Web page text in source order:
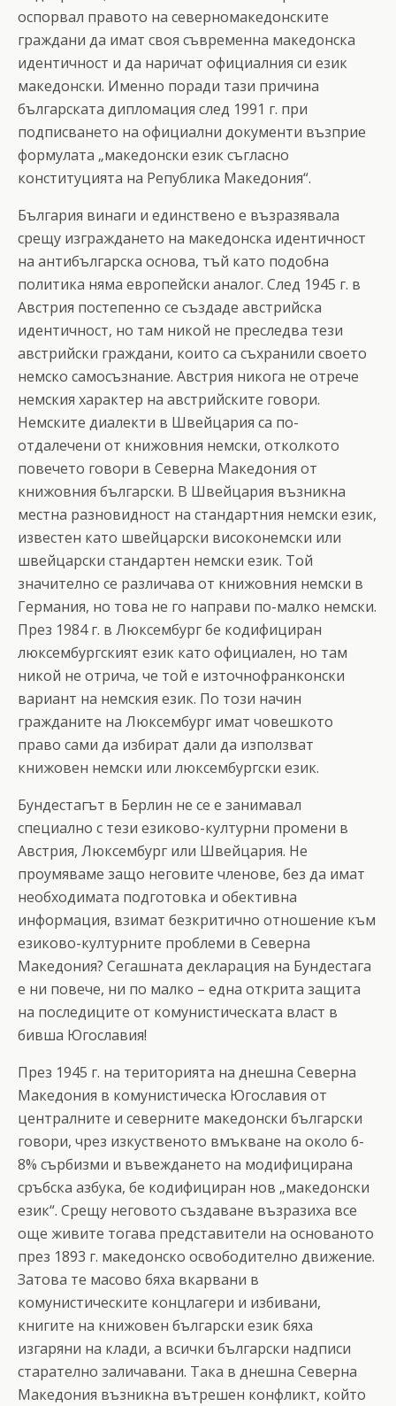
оспорвал правото на северномакедонските
граждани да имат своя съвременна македонска
идентичност и да наричат официалния си език
македонски. Именно поради тази причина
българската дипломация след 1991 г. при
подписването на официални документи възприе
формулата „македонски език съгласно
конституцията на Република Македония“.
България винаги и единствено е възразявала
срещу изграждането на македонска идентичност
на антибългарска основа, тъй като подобна
политика няма европейски аналог. След 1945 г. в
Австрия постепенно се създаде австрийска
идентичност, но там никой не преследва тези
австрийски граждани, които са съхранили своето
немско самосъзнание. Австрия никога не отрече
немския характер на австрийските говори.
Немските диалекти в Швейцария са по-
отдалечени от книжовния немски, отколкото
повечето говори в Северна Македония от
книжовния български. В Швейцария възникна
местна разновидност на стандартния немски език,
известен като швейцарски високонемски или
швейцарски стандартен немски език. Той
значително се различава от книжовния немски в
Германия, но това не го направи по-малко немски.
През 1984 г. в Люксембург бе кодифициран
люксембургският език като официален, но там
никой не отрича, че той е източнофранконски
вариант на немския език. По този начин
гражданите на Люксембург имат човешкото
право сами да избират дали да използват
книжовен немски или люксембургски език.
Бундестагът в Берлин не се е занимавал
специално с тези езиково-културни промени в
Австрия, Люксембург или Швейцария. Не
проумяваме защо неговите членове, без да имат
необходимата подготовка и обективна
информация, взимат безкритично отношение към
езиково-културните проблеми в Северна
Македония? Сегашната декларация на Бундестага
е ни повече, ни по малко – една открита защита
на последиците от комунистическата власт в
бивша Югославия!
През 1945 г. на територията на днешна Северна
Македония в комунистическа Югославия от
централните и северните македонски български
говори, чрез изкуственото вмъкване на около 6-
8% сърбизми и въвеждането на модифицирана
сръбска азбука, бе кодифициран нов „македонски
език“. Срещу неговото създаване възразиха все
още живите тогава представители на основаното
през 1893 г. македонско освободително движение.
Затова те масово бяха вкарвани в
комунистическите концлагери и избивани,
книгите на книжовен български език бяха
изгаряни на клади, а всички български надписи
старателно заличавани. Така в днешна Северна
Македония възникна вътрешен конфликт, който